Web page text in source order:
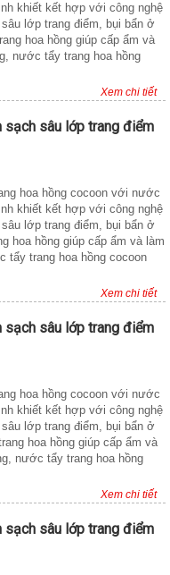
khiết kết hợp với công nghệ
lớp trang điểm, bụi bẩn ở
hoa hồng giúp cấp ẩm và
nước tẩy trang hoa hồng
Xem chi tiết
sạch sâu lớp trang điểm
hoa hồng cocoon với nước
khiết kết hợp với công nghệ
lớp trang điểm, bụi bẩn ở
hoa hồng giúp cấp ẩm và làm
tẩy trang hoa hồng cocoon
Xem chi tiết
sạch sâu lớp trang điểm
hoa hồng cocoon với nước
khiết kết hợp với công nghệ
lớp trang điểm, bụi bẩn ở
hoa hồng giúp cấp ẩm và
nước tẩy trang hoa hồng
Xem chi tiết
sạch sâu lớp trang điểm